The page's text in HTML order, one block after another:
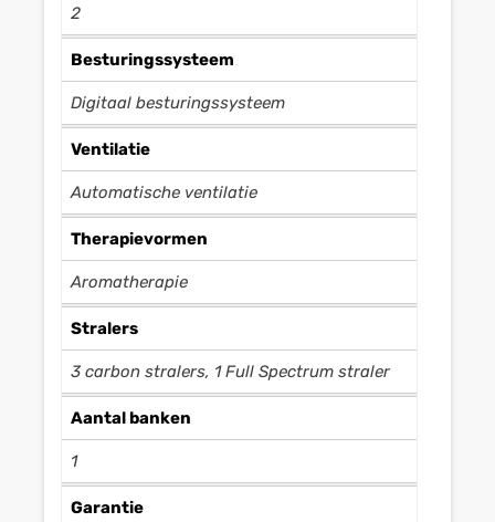
2
Besturingssysteem
Digitaal besturingssysteem
Ventilatie
Automatische ventilatie
Therapievormen
Aromatherapie
Stralers
3 carbon stralers, 1 Full Spectrum straler
Aantal banken
1
Garantie